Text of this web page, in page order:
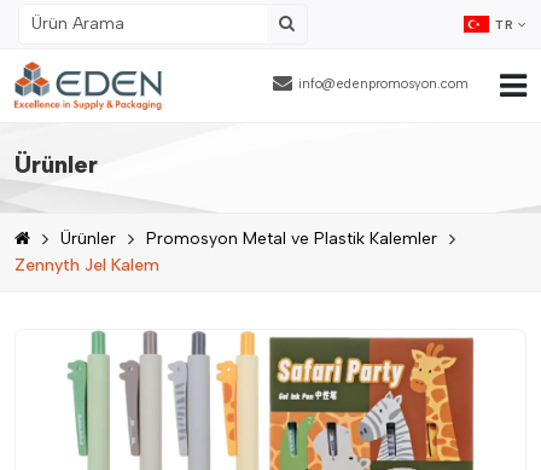
info@edenpromosyon.com
TR
Ana Sayfa
Hakkımızda
Ürünler
İnsan Kaynakları
Ürünler
Ürünler
Promosyon Metal ve Plastik Kalemler
Zennyth Jel Kalem